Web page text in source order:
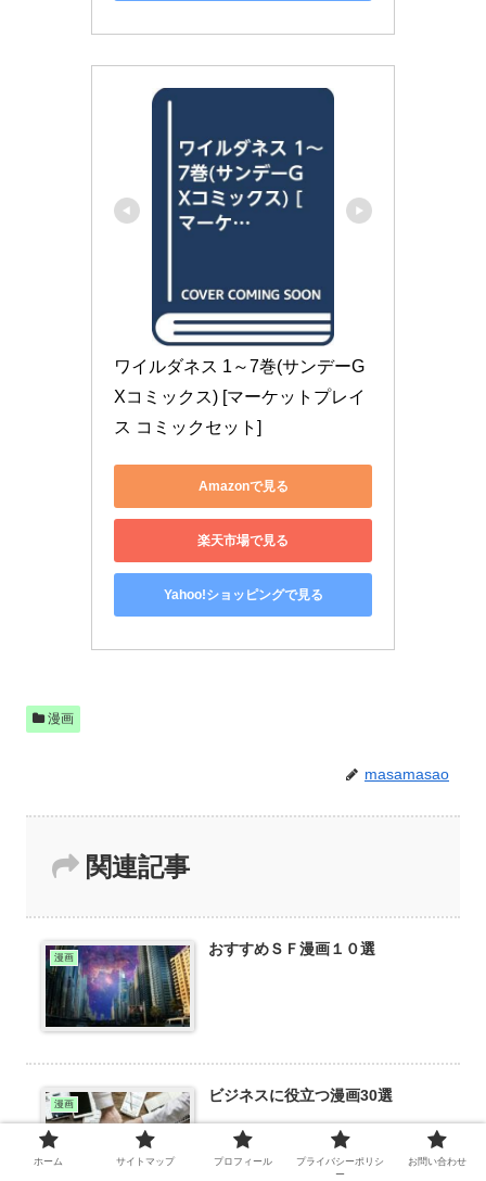
ワイルダネス 1～7巻(サンデーG
Xコミックス) [マーケットプレイ
ス コミックセット]
Amazonで見る
楽天市場で見る
Yahoo!ショッピングで見る
漫画
masamasao
関連記事
漫画 おすすめＳＦ漫画１０選
漫画 ビジネスに役立つ漫画30選
ホーム サイトマップ プロフィール
プライバシーポリシ
ー
お問い合わせ